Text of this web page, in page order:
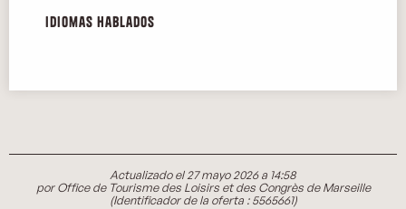
Idiomas hablados
Idiomas hablados
Actualizado el 27 mayo 2026 a 14:58
por Office de Tourisme des Loisirs et des Congrès de Marseille
(Identificador de la oferta :5565661)